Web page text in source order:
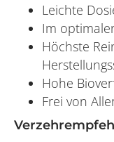
Leichte
Im
Höchste
Hohe
Frei von